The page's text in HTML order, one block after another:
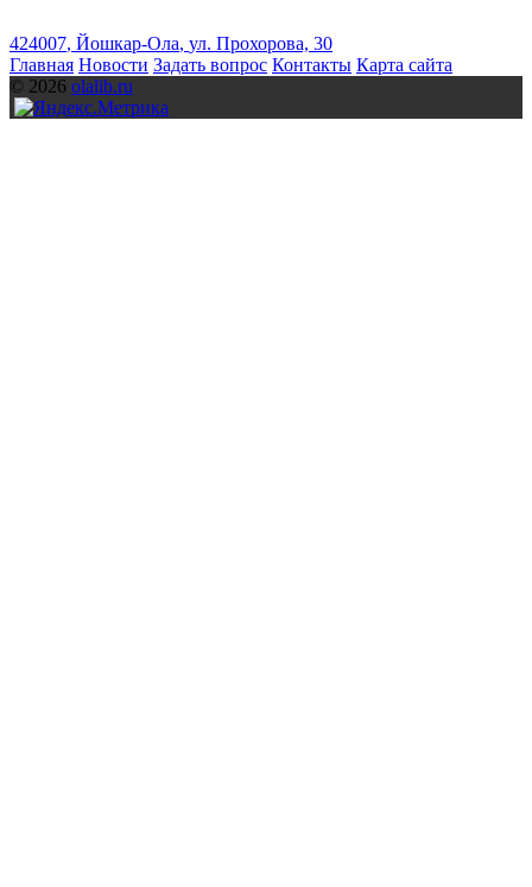
424007, Йошкар-Ола, ул. Прохорова, 30
Главная Новости Задать вопрос Контакты Карта сайта
© 2026 olalib.ru